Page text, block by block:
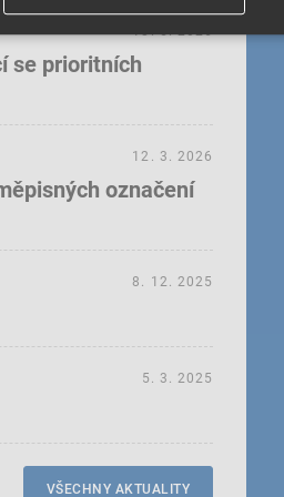
se prioritních
18. 5. 2026
označení
12. 3. 2026
8. 12. 2025
5. 3. 2025
VŠECHNY AKTUALITY